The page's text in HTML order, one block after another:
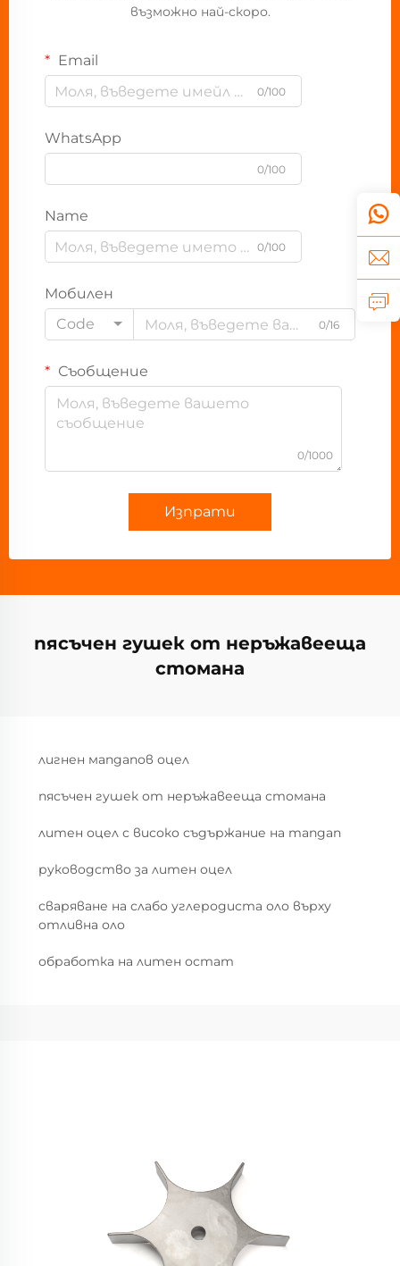
възможно най-скоро.
Email
0/100
WhatsApp
0/100
Name
0/100
Мобилен
Code
0/16
Съобщение
0/1000
Изпрати
пясъчен гушек от неръжавееща
стомана
лигнен мanganов оцел
пясъчен гушек от неръжавееща стомана
литен оцел с високо съдържание на mangan
руководство за литен оцел
сваряване на слабо углеродиста оло върху
отливна оло
обработка на литен остат